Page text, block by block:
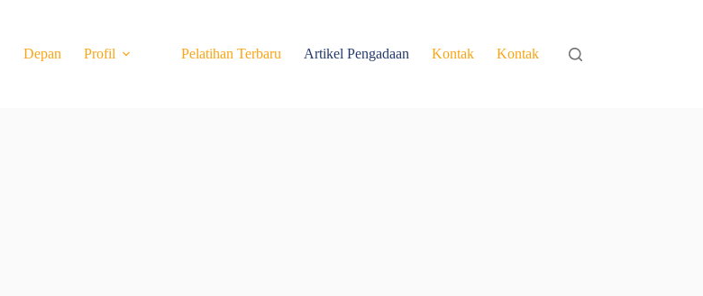
Depan Profil Pelatihan Terbaru Artikel Pengadaan Kontak Kontak